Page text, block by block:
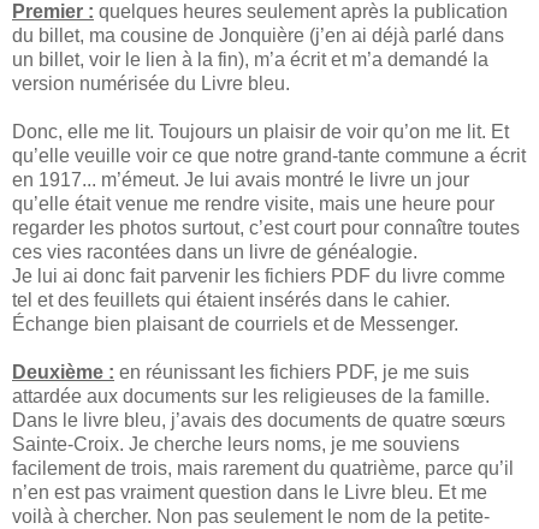
Premier : quelques heures seulement après la publication
du billet, ma cousine de Jonquière (j’en ai déjà parlé dans
un billet, voir le lien à la fin), m’a écrit et m’a demandé la
version numérisée du Livre bleu.
Donc, elle me lit. Toujours un plaisir de voir qu’on me lit. Et
qu’elle veuille voir ce que notre grand-tante commune a écrit
en 1917... m’émeut. Je lui avais montré le livre un jour
qu’elle était venue me rendre visite, mais une heure pour
regarder les photos surtout, c’est court pour connaître toutes
ces vies racontées dans un livre de généalogie.
Je lui ai donc fait parvenir les fichiers PDF du livre comme
tel et des feuillets qui étaient insérés dans le cahier.
Échange bien plaisant de courriels et de Messenger.
Deuxième : en réunissant les fichiers PDF, je me suis
attardée aux documents sur les religieuses de la famille.
Dans le livre bleu, j’avais des documents de quatre sœurs
Sainte-Croix. Je cherche leurs noms, je me souviens
facilement de trois, mais rarement du quatrième, parce qu’il
n’en est pas vraiment question dans le Livre bleu. Et me
voilà à chercher. Non pas seulement le nom de la petite-